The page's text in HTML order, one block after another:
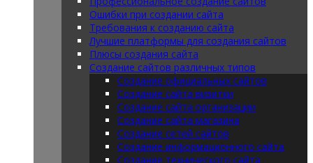
Ошибки при создании сайта
Требования к созданию сайта
Лучшие платформы для создания сайтов
Плюсы создания сайта
Создание сайтов различных типов
Создание официальных сайтов
Создание сайта визитки
Создание сайта организации
Создание сайта магазина
Создание сетей сайтов
Создание информационного сайта
Создание технического сайта